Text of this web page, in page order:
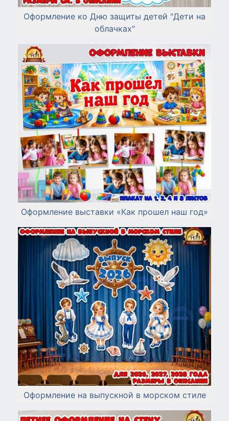
Оформление ко Дню защиты детей "Дети на
облачках"
Оформление выставки «Как прошел наш год»
Оформление на выпускной в морском стиле